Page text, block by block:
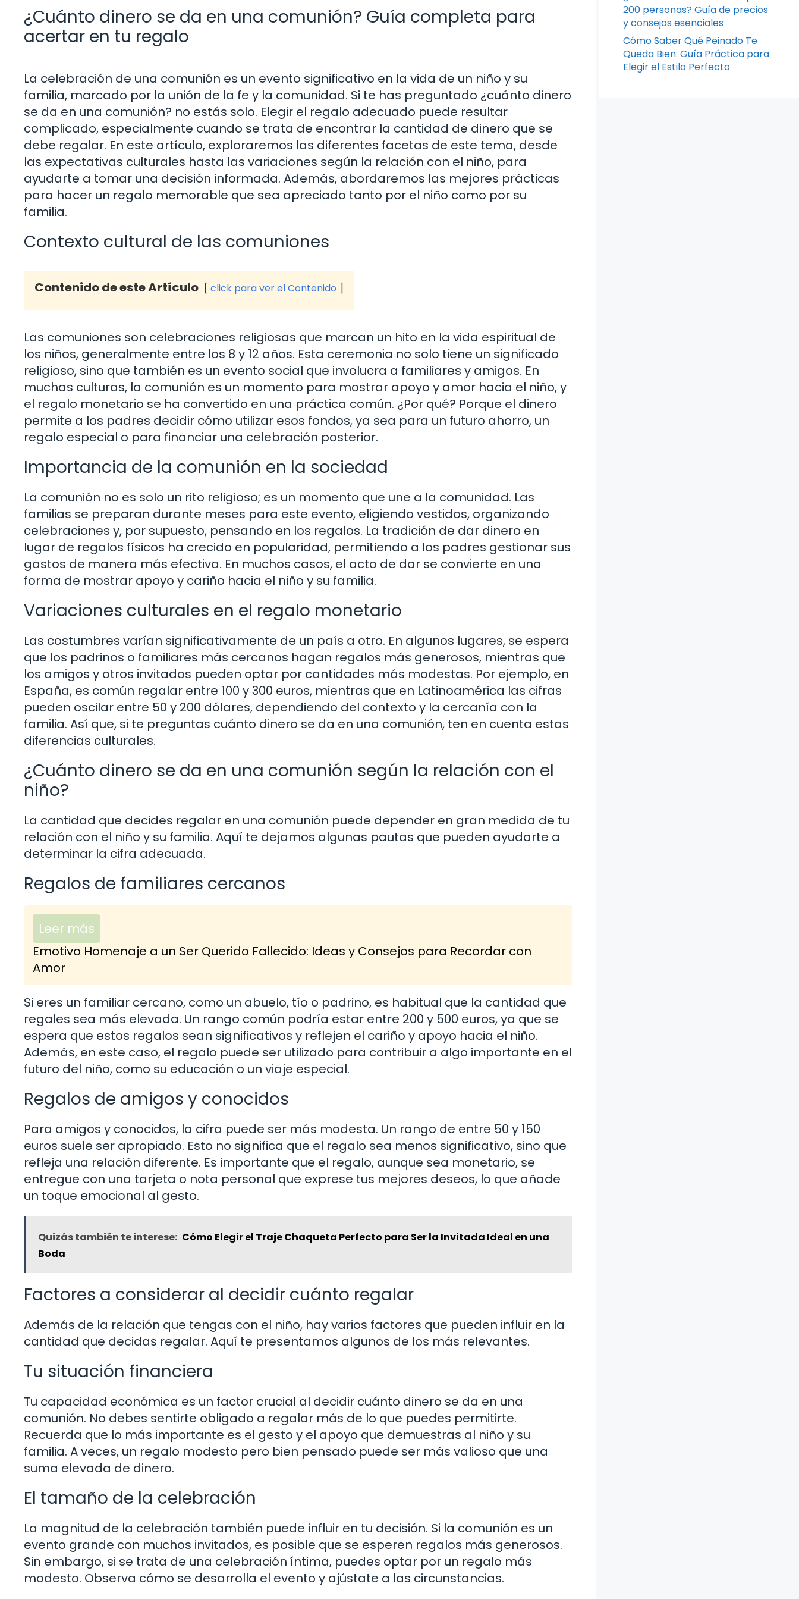
¿Cuánto dinero se da en una comunión? Guía completa para
acertar en tu regalo
La celebración de una comunión es un evento significativo en la vida de un niño y su
familia, marcado por la unión de la fe y la comunidad. Si te has preguntado ¿cuánto dinero
se da en una comunión? no estás solo. Elegir el regalo adecuado puede resultar
complicado, especialmente cuando se trata de encontrar la cantidad de dinero que se
debe regalar. En este artículo, exploraremos las diferentes facetas de este tema, desde
las expectativas culturales hasta las variaciones según la relación con el niño, para
ayudarte a tomar una decisión informada. Además, abordaremos las mejores prácticas
para hacer un regalo memorable que sea apreciado tanto por el niño como por su
familia.
Contexto cultural de las comuniones
Contenido de este Artículo click para ver el Contenido
Las comuniones son celebraciones religiosas que marcan un hito en la vida espiritual de
los niños, generalmente entre los 8 y 12 años. Esta ceremonia no solo tiene un significado
religioso, sino que también es un evento social que involucra a familiares y amigos. En
muchas culturas, la comunión es un momento para mostrar apoyo y amor hacia el niño, y
el regalo monetario se ha convertido en una práctica común. ¿Por qué? Porque el dinero
permite a los padres decidir cómo utilizar esos fondos, ya sea para un futuro ahorro, un
regalo especial o para financiar una celebración posterior.
Importancia de la comunión en la sociedad
La comunión no es solo un rito religioso; es un momento que une a la comunidad. Las
familias se preparan durante meses para este evento, eligiendo vestidos, organizando
celebraciones y, por supuesto, pensando en los regalos. La tradición de dar dinero en
lugar de regalos físicos ha crecido en popularidad, permitiendo a los padres gestionar sus
gastos de manera más efectiva. En muchos casos, el acto de dar se convierte en una
forma de mostrar apoyo y cariño hacia el niño y su familia.
Variaciones culturales en el regalo monetario
Las costumbres varían significativamente de un país a otro. En algunos lugares, se espera
que los padrinos o familiares más cercanos hagan regalos más generosos, mientras que
los amigos y otros invitados pueden optar por cantidades más modestas. Por ejemplo, en
España, es común regalar entre 100 y 300 euros, mientras que en Latinoamérica las cifras
pueden oscilar entre 50 y 200 dólares, dependiendo del contexto y la cercanía con la
familia. Así que, si te preguntas cuánto dinero se da en una comunión, ten en cuenta estas
diferencias culturales.
¿Cuánto dinero se da en una comunión según la relación con el
niño?
La cantidad que decides regalar en una comunión puede depender en gran medida de tu
relación con el niño y su familia. Aquí te dejamos algunas pautas que pueden ayudarte a
determinar la cifra adecuada.
Regalos de familiares cercanos
Leer más
Emotivo Homenaje a un Ser Querido Fallecido: Ideas y Consejos para Recordar con
Amor
Si eres un familiar cercano, como un abuelo, tío o padrino, es habitual que la cantidad que
regales sea más elevada. Un rango común podría estar entre 200 y 500 euros, ya que se
espera que estos regalos sean significativos y reflejen el cariño y apoyo hacia el niño.
Además, en este caso, el regalo puede ser utilizado para contribuir a algo importante en el
futuro del niño, como su educación o un viaje especial.
Regalos de amigos y conocidos
Para amigos y conocidos, la cifra puede ser más modesta. Un rango de entre 50 y 150
euros suele ser apropiado. Esto no significa que el regalo sea menos significativo, sino que
refleja una relación diferente. Es importante que el regalo, aunque sea monetario, se
entregue con una tarjeta o nota personal que exprese tus mejores deseos, lo que añade
un toque emocional al gesto.
Quizás también te interese: Cómo Elegir el Traje Chaqueta Perfecto para Ser la Invitada Ideal en una
Boda
Factores a considerar al decidir cuánto regalar
Además de la relación que tengas con el niño, hay varios factores que pueden influir en la
cantidad que decidas regalar. Aquí te presentamos algunos de los más relevantes.
Tu situación financiera
Tu capacidad económica es un factor crucial al decidir cuánto dinero se da en una
comunión. No debes sentirte obligado a regalar más de lo que puedes permitirte.
Recuerda que lo más importante es el gesto y el apoyo que demuestras al niño y su
familia. A veces, un regalo modesto pero bien pensado puede ser más valioso que una
suma elevada de dinero.
El tamaño de la celebración
La magnitud de la celebración también puede influir en tu decisión. Si la comunión es un
evento grande con muchos invitados, es posible que se esperen regalos más generosos.
Sin embargo, si se trata de una celebración íntima, puedes optar por un regalo más
modesto. Observa cómo se desarrolla el evento y ajústate a las circunstancias.
200 personas? Guía de precios
y consejos esenciales
Cómo Saber Qué Peinado Te
Queda Bien: Guía Práctica para
Elegir el Estilo Perfecto